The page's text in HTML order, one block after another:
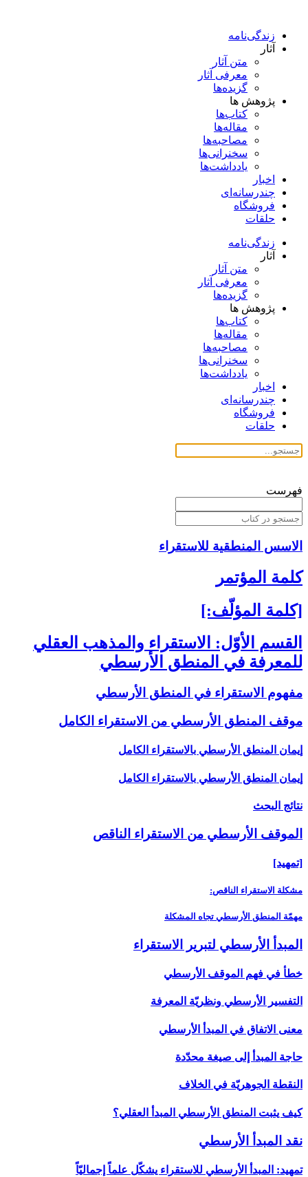
محتوا
زندگی‌نامه
آثار
متن آثار
معرفی آثار
گزیده‌ها
پژوهش ها
کتاب‌ها
مقاله‌ها
مصاحبه‌ها
سخنرانی‌ها
یادداشت‌ها
اخبار
چندرسانه‌ای
فروشگاه
حلقات
زندگی‌نامه
آثار
متن آثار
معرفی آثار
گزیده‌ها
پژوهش ها
کتاب‌ها
مقاله‌ها
مصاحبه‌ها
سخنرانی‌ها
یادداشت‌ها
اخبار
چندرسانه‌ای
فروشگاه
حلقات
فهرست
الاسس المنطقية للاستقراء
كلمة المؤتمر
[كلمة المؤلّف:]
القسم الأوّل: الاستقراء والمذهب العقلي
للمعرفة في المنطق الأرسطي‏
مفهوم الاستقراء في المنطق الأرسطي
موقف المنطق الأرسطي من الاستقراء الكامل‏
إيمان المنطق الأرسطي بالاستقراء الكامل
إيمان المنطق الأرسطي بالاستقراء الكامل
نتائج البحث
الموقف الأرسطي من الاستقراء الناقص‏
[تمهيد]
مشكلة الاستقراء الناقص:
مهمّة المنطق الأرسطي تجاه المشكلة
المبدأ الأرسطي لتبرير الاستقراء
خطأ في فهم الموقف الأرسطي
التفسير الأرسطي ونظريّة المعرفة
معنى الاتفاق في المبدأ الأرسطي
حاجة المبدأ إلى صيغة محدّدة
النقطة الجوهريّة في الخلاف
كيف يثبت المنطق الأرسطي المبدأ العقلي؟
نقد المبدأ الأرسطي‏
تمهيد: المبدأ الأرسطي للاستقراء يشكّل علماً إجماليّاً